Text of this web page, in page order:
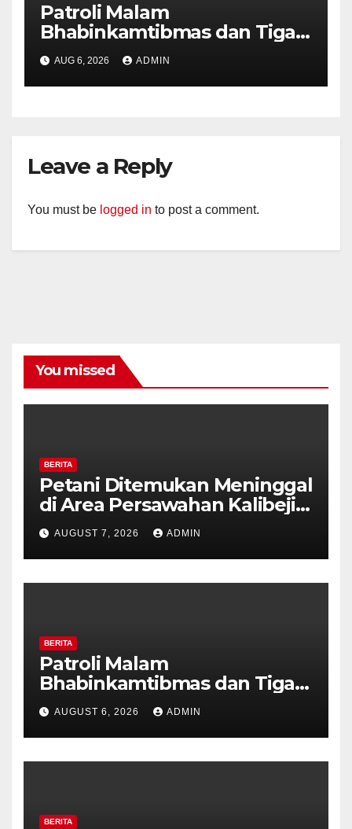
Patroli Malam
Bhabinkamtibmas dan Tiga
Pilar Kelurahan Ungaran
Perkuat Kamtibmas, Warga
Diajak Aktifkan Ronda
AUG 6, 2026 ADMIN
Leave a Reply
You must be logged in to post a comment.
You missed
BERITA
Petani Ditemukan Meninggal
di Area Persawahan Kalibeji,
Polisi Pastikan Tidak Ada
Tanda Kekerasan
AUGUST 7, 2026 ADMIN
BERITA
Patroli Malam
Bhabinkamtibmas dan Tiga
Pilar Kelurahan Ungaran
Perkuat Kamtibmas, Warga
Diajak Aktifkan Ronda
AUGUST 6, 2026 ADMIN
BERITA